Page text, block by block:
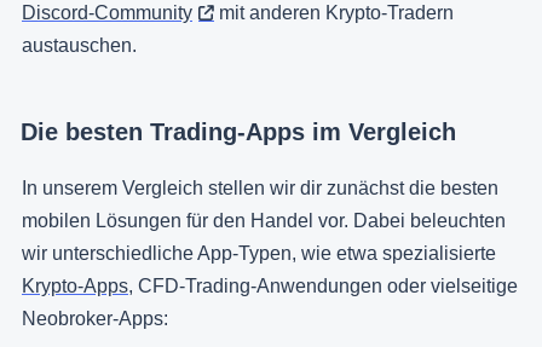
Discord-Community
mit anderen Krypto-Tradern
austauschen.
Die besten Trading-Apps im Vergleich
In unserem Vergleich stellen wir dir zunächst die besten
mobilen Lösungen für den Handel vor. Dabei beleuchten
wir unterschiedliche App-Typen, wie etwa spezialisierte
Krypto-Apps, CFD-Trading-Anwendungen oder vielseitige
Neobroker-Apps: